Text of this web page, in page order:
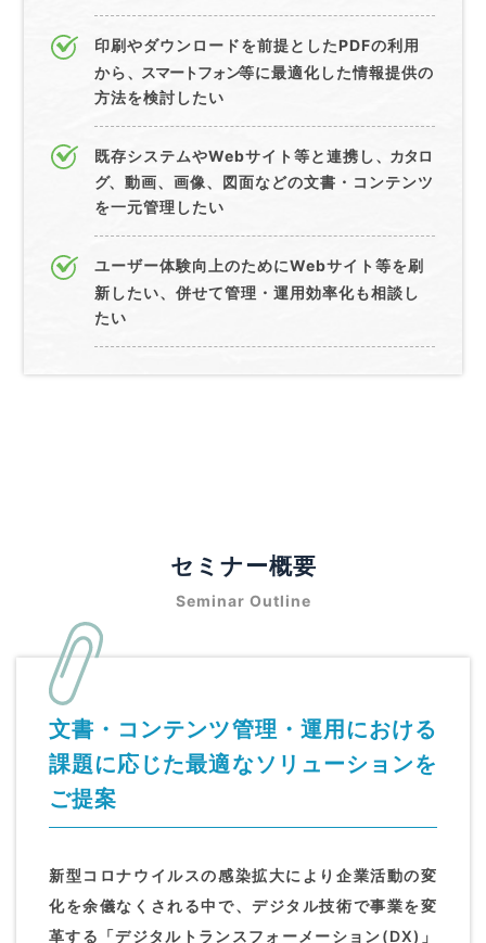
印刷やダウンロードを前提としたPDFの利用
から、スマートフォン等に最適化した情報提供の
方法を検討したい
既存システムやWebサイト等と連携し、カタロ
グ、動画、画像、図面などの文書・コンテンツ
を一元管理したい
ユーザー体験向上のためにWebサイト等を刷
新したい、併せて管理・運用効率化も相談し
たい
セミナー概要
Seminar Outline
文書・コンテンツ管理・運用における
課題に応じた最適なソリューションを
ご提案
新型コロナウイルスの感染拡大により企業活動の変
化を余儀なくされる中で、デジタル技術で事業を変
革する「デジタルトランスフォーメーション(DX)」